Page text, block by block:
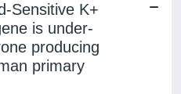
Sensitive K+
is under-
producing
primary